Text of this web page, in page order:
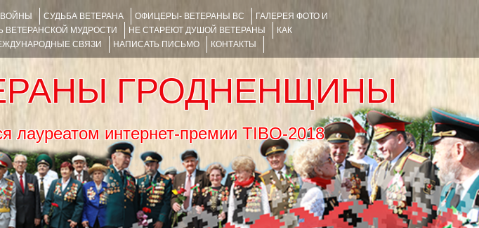
СУДЬБА ВЕТЕРАНА ОФИЦЕРЫ- ВЕТЕРАНЫ ВС
ГАЛЕРЕЯ ФОТО И
ВЕТЕРАНСКОЙ МУДРОСТИ НЕ СТАРЕЮТ ДУШОЙ ВЕТЕРАНЫ
КАК
СВЯЗИ НАПИСАТЬ ПИСЬМО КОНТАКТЫ
ГРОДНЕНЩИНЫ
лауреатом интернет-премии TIBO-2018